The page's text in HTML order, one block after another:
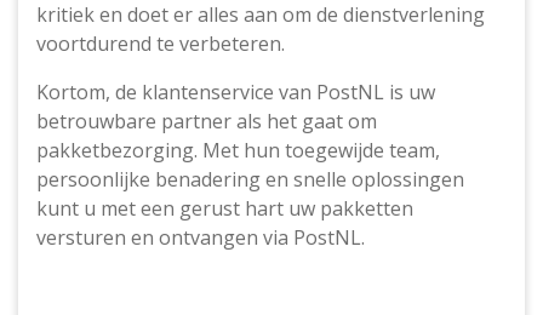
kritiek en doet er alles aan om de dienstverlening
voortdurend te verbeteren.
Kortom, de klantenservice van PostNL is uw
betrouwbare partner als het gaat om
pakketbezorging. Met hun toegewijde team,
persoonlijke benadering en snelle oplossingen
kunt u met een gerust hart uw pakketten
versturen en ontvangen via PostNL.